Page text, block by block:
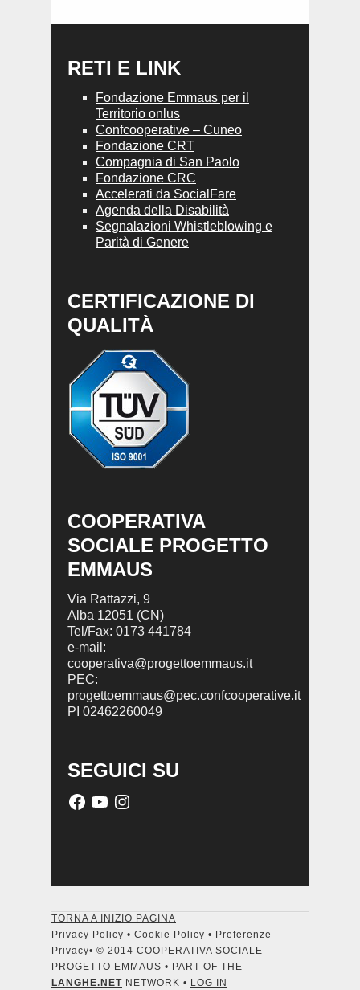
RETI E LINK
Fondazione Emmaus per il
Territorio onlus
Confcooperative – Cuneo
Fondazione CRT
Compagnia di San Paolo
Fondazione CRC
Accelerati da SocialFare
Agenda della Disabilità
Segnalazioni Whistleblowing e
Parità di Genere
CERTIFICAZIONE DI
QUALITÀ
COOPERATIVA
SOCIALE PROGETTO
EMMAUS
Via Rattazzi, 9
Alba 12051 (CN)
Tel/Fax: 0173 441784
e-mail:
cooperativa@progettoemmaus.it
PEC:
progettoemmaus@pec.confcooperative.it
PI 02462260049
SEGUICI SU
TORNA A INIZIO PAGINA
Privacy Policy • Cookie Policy • Preferenze
Privacy• © 2014 COOPERATIVA SOCIALE
PROGETTO EMMAUS • PART OF THE
LANGHE.NET NETWORK • LOG IN